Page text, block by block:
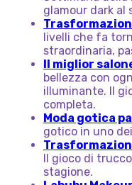
glamour dark al
livelli che fa
straordinaria,
Il miglior
bellezza con
illuminante. Il
completa.
Moda gotica
gotico in uno
Il gioco di
stagione.